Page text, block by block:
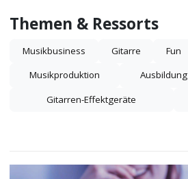
Themen & Ressorts
Musikbusiness Gitarre Fun
Musikproduktion
Ausbildung
Gitarren-Effektgeräte